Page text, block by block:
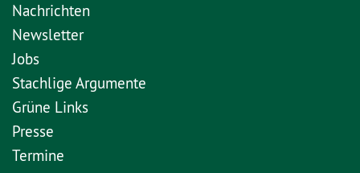
Nachrichten
Newsletter
Jobs
Stachlige Argumente
Grüne Links
Presse
Termine